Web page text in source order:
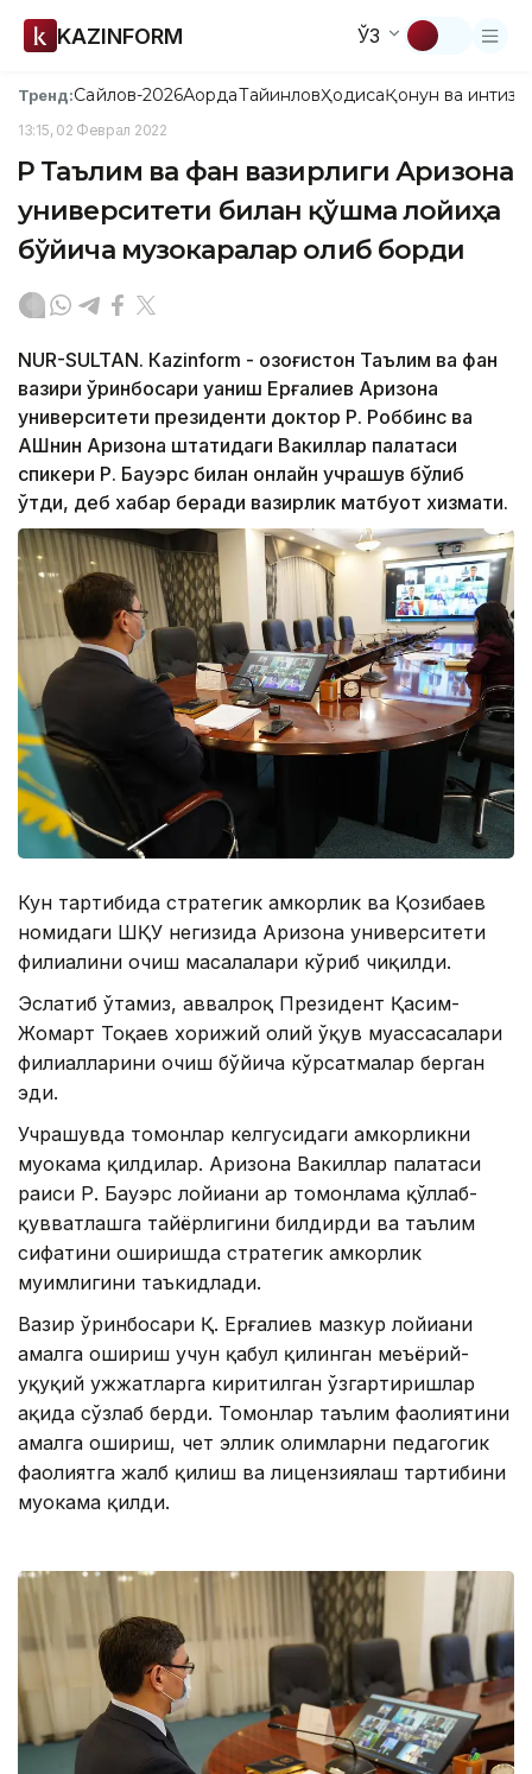
KAZINFORM ЎЗ
Тренд:Сайлов-2026АқордаТайинловҲодисаҚонун ва
13:15, 02 Феврал 2022
ҚР Таълим ва фан вазирлиги Аризона
университети билан қўшма лойиҳа
бўйича музокаралар олиб борди
NUR-SULTAN. Кazinform - Қозоғистон Таълим ва фан
вазири ўринбосари Қуаниш Ерғалиев Аризона
университети президенти доктор Р. Роббинс ва
АҚШнин Аризона штатидаги Вакиллар палатаси
спикери Р. Бауэрс билан онлайн учрашув бўлиб
ўтди, деб хабар беради вазирлик матбуот хизмати.
Кун тартибида стратегик ҳамкорлик ва Қозибаев
номидаги ШҚУ негизида Аризона университети
филиалини очиш масалалари кўриб чиқилди.
Эслатиб ўтамиз, аввалроқ Президент Қасим-
Жомарт Тоқаев хорижий олий ўқув муассасалари
филиалларини очиш бўйича кўрсатмалар берган
эди.
Учрашувда томонлар келгусидаги ҳамкорликни
муҳокама қилдилар. Аризона Вакиллар палатаси
раиси Р. Бауэрс лойиҳани ҳар томонлама қўллаб-
қувватлашга тайёрлигини билдирди ва таълим
сифатини оширишда стратегик ҳамкорлик
муҳимлигини таъкидлади.
Вазир ўринбосари Қ. Ерғалиев мазкур лойиҳани
амалга ошириш учун қабул қилинган меъёрий-
ҳуқуқий ҳужжатларга киритилган ўзгартиришлар
ҳақида сўзлаб берди. Томонлар таълим фаолиятини
амалга ошириш, чет эллик олимларни педагогик
фаолиятга жалб қилиш ва лицензиялаш тартибини
муҳокама қилди.